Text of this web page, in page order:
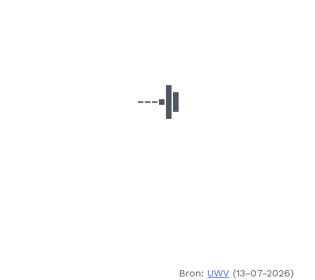
Bron: UWV (13-07-2026)